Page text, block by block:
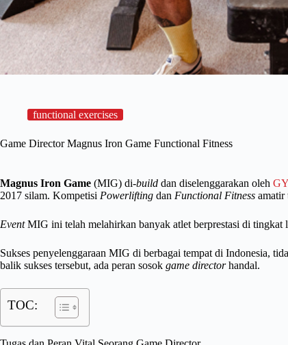
functional exercises
Game Director Magnus Iron Game Functional Fitness
Magnus Iron Game (MIG) di-build dan diselenggarakan oleh
2017 silam. Kompetisi Powerlifting dan Functional Fitness amatir
EventMIG ini telah melahirkan banyak atlet berprestasi di tingkat
Sukses penyelenggaraan MIG di berbagai tempat di Indonesia,
balik sukses tersebut, ada peran sosok game directorhandal.
TOC: